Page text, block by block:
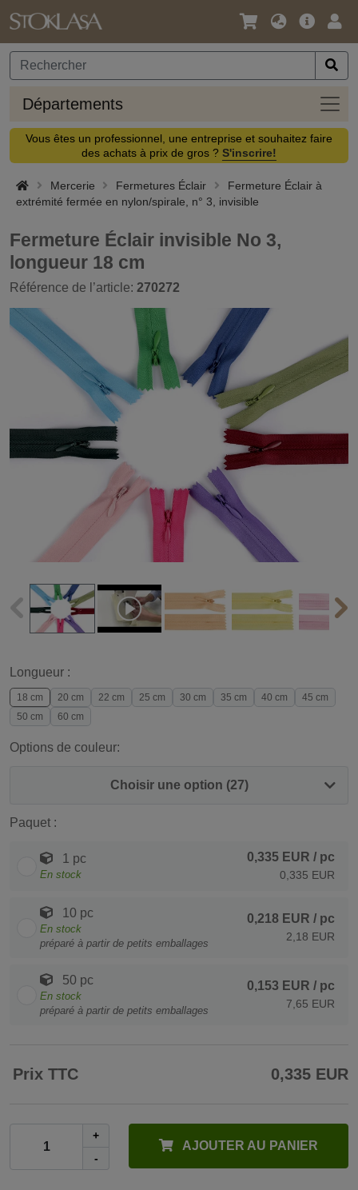
Langue
Devise
Offre
Départements
Vous êtes un professionnel, une entreprise et souhaitez faire
des achats à prix de gros ? S'inscrire!
Mercerie Fermetures Éclair
Fermeture Éclair à
extrémité fermée en nylon/spirale, n° 3, invisible
Fermeture Éclair invisible No 3,
longueur 18 cm
Référence de l’article: 270272
Longueur :
18 cm 20 cm 22 cm 25 cm 30 cm 35 cm 40 cm
45 cm
50 cm
60 cm
Options de couleur:
Choisir une option (27)
Paquet :
1 pc
En stock
0,335 EUR / pc
0,335 EUR
10 pc
En stock
préparé à partir de petits emballages
0,218 EUR / pc
2,18 EUR
50 pc
En stock
préparé à partir de petits emballages
0,153 EUR / pc
7,65 EUR
Prix TTC 0,335 EUR
+
-
AJOUTER AU PANIER